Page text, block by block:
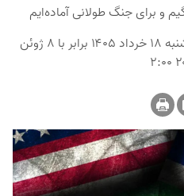
و برای جنگ طولانی آماده‌ایم
دوشنبه ۱۸ خرداد ۱۴۰۵ برابر با ۸ ژوئن